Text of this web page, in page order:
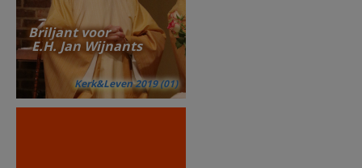
Briljant voor
E.H. Jan Wijnants
Kerk&Leven 2019 (01)